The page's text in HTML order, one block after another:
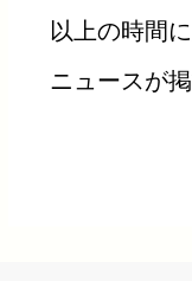
以上の時間
ニュースが掲